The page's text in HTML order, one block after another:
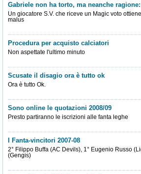
Gabriele non ha torto, ma neanche
Un giocatore S.V. che riceve un Magic voto
malus
Procedura per acquisto calciatori
Non aspettate l'ultimo minuto
Scusate il disagio ora è tutto ok
Ora è tutto Ok.
Sono online le quotazioni 2008/09
Presto partiranno le iscrizioni alle fanta leghe
I Fanta-vincitori 2007-08
2° Filippo Buffa (AC Devils), 1° Eugenio Russo
(Gengis)